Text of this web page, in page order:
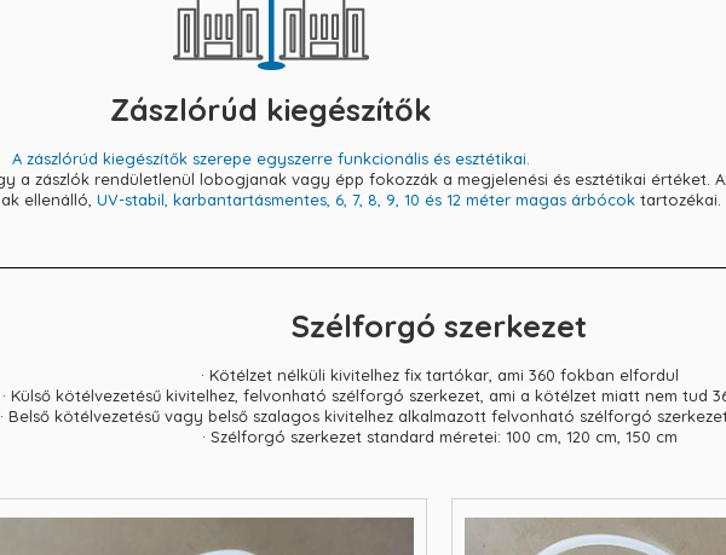
Zászlórúd kiegészítők
A zászlórúd kiegészítők szerepe egyszerre funkcionális és esztétikai.
a zászlók rendületlenül lobogjanak vagy épp fokozzák a megjelenési és esztétikai értéket.
ellenálló, UV-stabil, karbantartásmentes, 6, 7, 8, 9, 10 és 12 méter magas árbócok tartozékai.
Szélforgó szerkezet
· Kötélzet nélküli kivitelhez fix tartókar, ami 360 fokban elfordul
· Külső kötélvezetésű kivitelhez, felvonható szélforgó szerkezet, ami a kötélzet miatt nem tud
· Belső kötélvezetésű vagy belső szalagos kivitelhez alkalmazott felvonható szélforgó
· Szélforgó szerkezet standard méretei: 100 cm, 120 cm, 150 cm